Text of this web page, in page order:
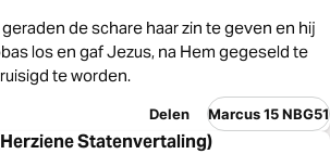
de schare haar zin te geven en hij
los en gaf Jezus, na Hem gegeseld te
te worden.
Delen Marcus 15 NBG51
Statenvertaling)